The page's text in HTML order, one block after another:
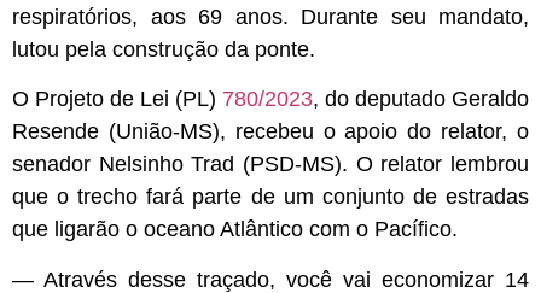
respiratórios, aos 69 anos. Durante seu mandato,
lutou pela construção da ponte.
O Projeto de Lei (PL) 780/2023, do deputado Geraldo
Resende (União-MS), recebeu o apoio do relator, o
senador Nelsinho Trad (PSD-MS). O relator lembrou
que o trecho fará parte de um conjunto de estradas
que ligarão o oceano Atlântico com o Pacífico.
— Através desse traçado, você vai economizar 14